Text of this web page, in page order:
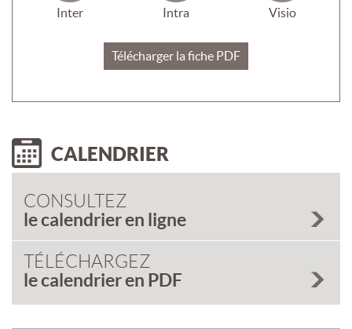
Inter Intra Visio
Télécharger la fiche PDF
CALENDRIER
CONSULTEZ
le calendrier en ligne
TÉLÉCHARGEZ
le calendrier en PDF